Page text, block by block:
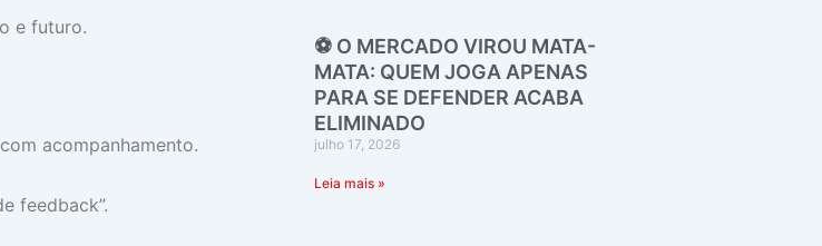
e futuro.
acompanhamento.
feedback”.
⚽ O MERCADO VIROU MATA-
MATA: QUEM JOGA APENAS
PARA SE DEFENDER ACABA
ELIMINADO
julho 17, 2026
Leia mais »